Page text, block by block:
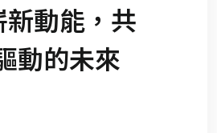
動能，共
動的未來